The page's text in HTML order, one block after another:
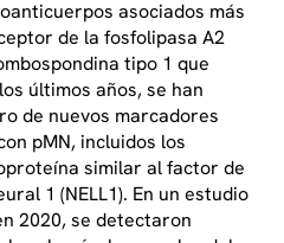
asociados más
de la fosfolipasa A2
tipo 1 que
últimos años, se han
de nuevos marcadores
pMN, incluidos los
similar al factor de
1 (NELL1). En un estudio
2020, se detectaron